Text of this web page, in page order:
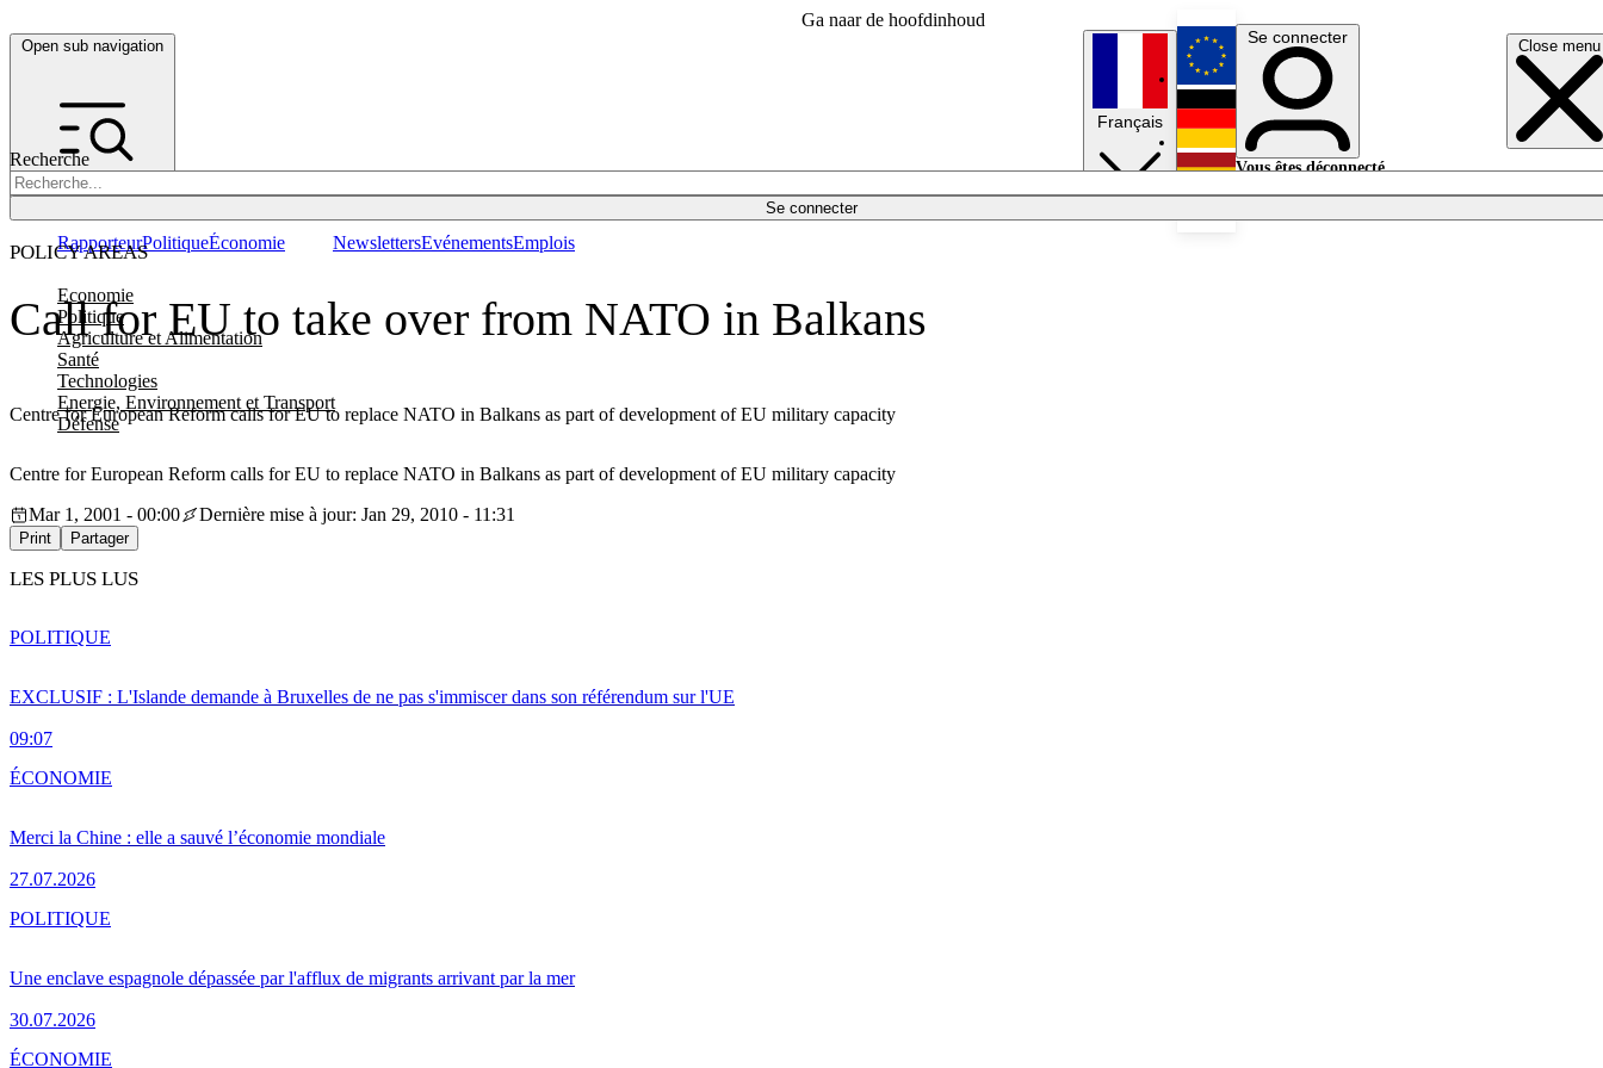
Ga naar de hoofdinhoud
Open sub navigation Close menu
Recherche
Se connecter
POLICY AREAS
Economie
Politique
Agriculture et Alimentation
Santé
Technologies
Energie, Environnement et Transport
Défense
RapporteurPolitiqueÉconomie NewslettersEvénementsEmplois
Français
English
Deutsch
Se connecter
Vous êtes déconnecté.
Call for EU to take over from NATO in Balkans
Centre for European Reform calls for EU to replace NATO in Balkans as part of development of EU military capacity
Centre for European Reform calls for EU to replace NATO in Balkans as part of development of EU military capacity
Mar 1, 2001 - 00:00
Dernière mise à jour: Jan 29, 2010 - 11:31
Print Partager
LES PLUS LUS
EXCLUSIF : L'Islande demande à Bruxelles de ne pas s'immiscer dans son référendum sur l'UE
09:07
POLITIQUE
Merci la Chine : elle a sauvé l’économie mondiale
27.07.2026
ÉCONOMIE
Une enclave espagnole dépassée par l'afflux de migrants arrivant par la mer
30.07.2026
POLITIQUE
ÉCONOMIE